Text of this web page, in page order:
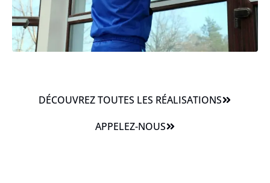
DÉCOUVREZ TOUTES LES RÉALISATIONS
APPELEZ-NOUS